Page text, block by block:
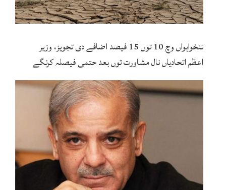
تنخواہواں وچ 10 توں 15 فیصد اضافے دی تجویز، وزیر
اعظم اتحادیاں نال مشاورت توں بعد حتمی فیصلہ کرنگے